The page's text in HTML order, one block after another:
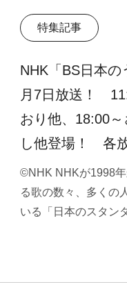
特集記事
NHK「BS日本
月7日放送！
おり他、18:00
し他登場！ 各
©NHK NHKが1998
る歌の数々、多くの
いる「日本のスタン